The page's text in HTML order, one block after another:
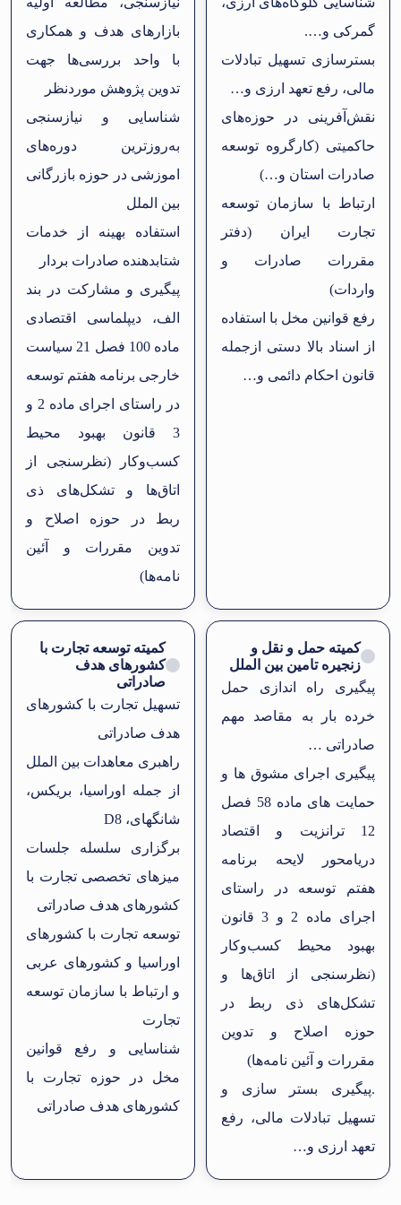
گمرکی و….
بسترسازی تسهیل تبادلات
مالی، رفع تعهد ارزی و…
نقش‌آفرینی در حوزه‌های
حاکمیتی (کارگروه توسعه
صادرات استان و…)
ارتباط با سازمان توسعه
تجارت ایران (دفتر
مقررات صادرات و
واردات)
رفع قوانین مخل با استفاده
از اسناد بالا دستی ازجمله
قانون احکام دائمی و…
بازارهای هدف و همکاری
با واحد بررسی‌ها جهت
تدوین پژوهش موردنظر
شناسایی و نیازسنجی
به‌روزترین دوره‌های
اموزشی در حوزه بازرگانی
بین الملل
استفاده بهینه از خدمات
شتابدهنده صادرات بردار
پیگیری و مشارکت در بند
الف، دیپلماسی اقتصادی
ماده 100 فصل 21 سیاست
خارجی برنامه هفتم توسعه
در راستای اجرای ماده 2 و
3 قانون بهبود محیط
کسب‌وکار (نظرسنجی از
اتاق‌ها و تشکل‌های ذی
ربط در حوزه اصلاح و
تدوین مقررات و آئین
نامه‌ها)
کمیته حمل و نقل و
زنجیره تامین بین الملل
پیگیری راه اندازی حمل
خرده بار به مقاصد مهم
صادراتی …
پیگیری اجرای مشوق ها و
حمایت های ماده 58 فصل
12 ترانزیت و اقتصاد
دریامحور لایحه برنامه
هفتم توسعه در راستای
اجرای ماده 2 و 3 قانون
بهبود محیط کسب‌وکار
(نظرسنجی از اتاق‌ها و
تشکل‌های ذی ربط در
حوزه اصلاح و تدوین
مقررات و آئین نامه‌ها)
.پیگیری بستر سازی و
تسهیل تبادلات مالی، رفع
تعهد ارزی و…
کمیته توسعه تجارت با
کشورهای هدف
صادراتی
تسهیل تجارت با کشورهای
هدف صادراتی
راهبری معاهدات بین الملل
از جمله اوراسیا، بریکس،
شانگهای، D8
برگزاری سلسله جلسات
میزهای تخصصی تجارت با
کشورهای هدف صادراتی
توسعه تجارت با کشورهای
اوراسیا و کشورهای عربی
و ارتباط با سازمان توسعه
تجارت
شناسایی و رفع قوانین
مخل در حوزه تجارت با
کشورهای هدف صادراتی